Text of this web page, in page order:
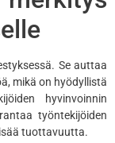
Se auttaa
mikä on hyödyllistä
hyvinvoinnin
työntekijöiden
tuottavuutta.